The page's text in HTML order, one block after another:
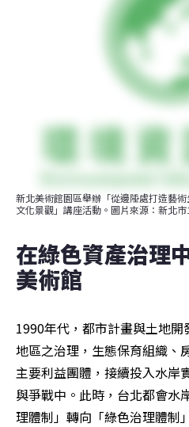
新北美術館園區舉辦「從邊陲處打造藝
文化景觀」講座活動。圖片來源：新北
在綠色資產治理
美術館
1990年代，都市計畫與土地
地區之治理，生態保育組織、
主要利益團體，接續投入水岸
與爭戰中。此時，台北都會水
理體制」轉向「綠色治理體制